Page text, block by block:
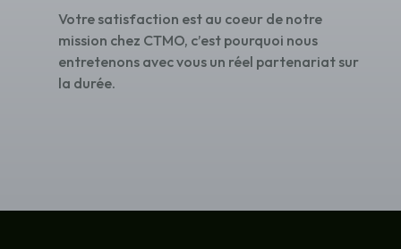
Votre satisfaction est au coeur de notre
mission chez CTMO, c’est pourquoi nous
entretenons avec vous un réel partenariat sur
la durée.